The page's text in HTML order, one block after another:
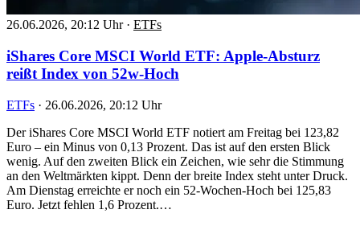
26.06.2026, 20:12 Uhr · ETFs
iShares Core MSCI World ETF: Apple-Absturz
reißt Index von 52w-Hoch
ETFs · 26.06.2026, 20:12 Uhr
Der iShares Core MSCI World ETF notiert am Freitag bei 123,82
Euro – ein Minus von 0,13 Prozent. Das ist auf den ersten Blick
wenig. Auf den zweiten Blick ein Zeichen, wie sehr die Stimmung
an den Weltmärkten kippt. Denn der breite Index steht unter Druck.
Am Dienstag erreichte er noch ein 52-Wochen-Hoch bei 125,83
Euro. Jetzt fehlen 1,6 Prozent.…